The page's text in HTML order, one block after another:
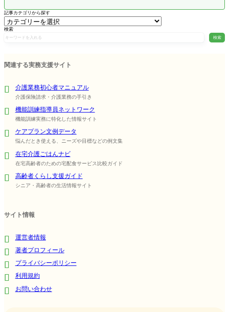
記事カテゴリから探す
検索
検索
関連する実務支援サイト
介護業務初心者マニュアル
介護保険請求・介護業務の手引き
機能訓練指導員ネットワーク
機能訓練実務に特化した情報サイト
ケアプラン文例データ
悩んだとき使える、ニーズや目標などの例文集
在宅介護ごはんナビ
在宅高齢者のための宅配食サービス比較ガイド
高齢者くらし支援ガイド
シニア・高齢者の生活情報サイト
サイト情報
運営者情報
著者プロフィール
プライバシーポリシー
利用規約
お問い合わせ